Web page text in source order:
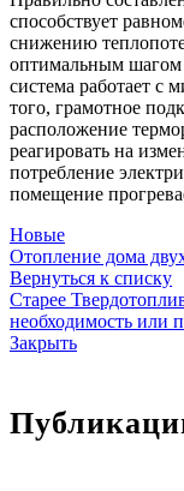
способствует
снижению
оптимальным шагом
система работает с
того, грамотное
расположение
реагировать на
потребление
помещение
Новые
Отопление дома
Вернуться к списку
Старее
необходимость или
Закрыть